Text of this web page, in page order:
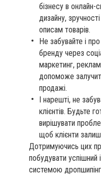
бізнесу в онлайн-
дизайну,
описам товарів.
Не забувайте і
бренду через
маркетинг,
допоможе
продажі.
І нарешті, не
клієнтів. Будьте
вирішувати
щоб клієнти
Дотримуючись цих
побудувати успішний
системою